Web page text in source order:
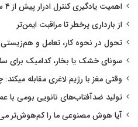
اهمیت یادگیری کنترل ادرار پیش از ۴ سالگی
از بارداری پرخطر تا مراقبت ایمن‌تر
تحول در نحوه کار، تعامل و هم‌زیستی
سونای خشک یا بخار، کدامیک برای
وقتی مغز با رژیم لاغری مقابله میکند:
تولید ضدآفتاب‌های نانویی بومی با
آیا هوش مصنوعی ما را کم‌هوش‌تر